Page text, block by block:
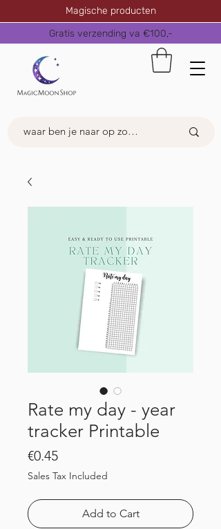
Magische producten
Gratis verzending va €100,-
Rate my day - year
tracker Printable
€0.45Price
Sales Tax Included
Add to Cart